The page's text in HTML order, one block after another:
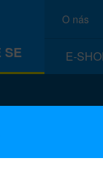
SE
O nás
E-